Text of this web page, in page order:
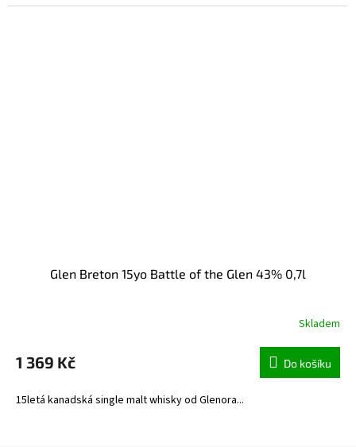
Glen Breton 15yo Battle of the Glen 43% 0,7l
Skladem
1 369 Kč Do košíku
15letá kanadská single malt whisky od Glenora...